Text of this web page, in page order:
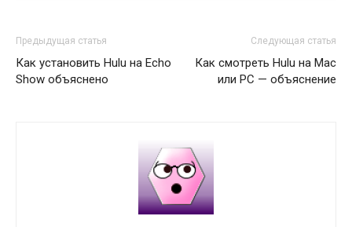
Предыдущая статья
Как установить Hulu на Echo
Show объяснено
Следующая статья
Как смотреть Hulu на Mac
или PC — объяснение